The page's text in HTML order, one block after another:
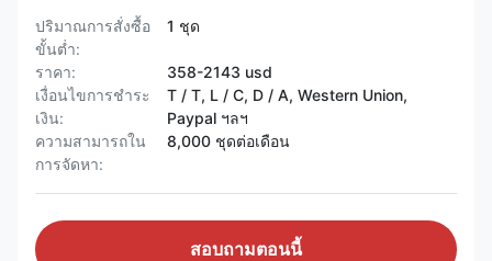
ปริมาณการสั่งซื้อ
ขั้นต่ำ:
1 ชุด
ราคา:
358-2143 usd
เงื่อนไขการชำระ
เงิน:
T / T, L / C, D / A, Western Union,
Paypal ฯลฯ
ความสามารถใน
การจัดหา:
8,000 ชุดต่อเดือน
สอบถามตอนนี้